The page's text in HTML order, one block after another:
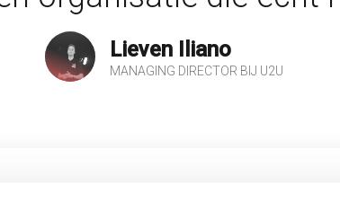
Lieven Iliano
MANAGING DIRECTOR BIJ U2U